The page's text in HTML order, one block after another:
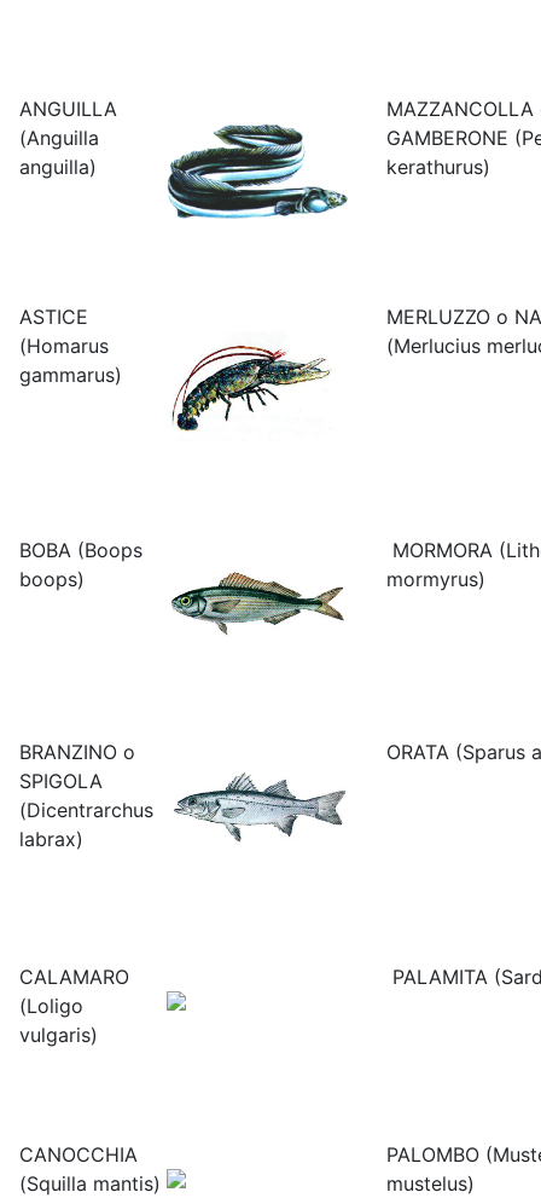
ANGUILLA
(Anguilla
anguilla)
MAZZANCOLLA
GAMBERONE
kerathurus)
ASTICE
(Homarus
gammarus)
MERLUZZO o
(Merlucius
BOBA (Boops
boops)
MORMORA
mormyrus)
BRANZINO o
SPIGOLA
(Dicentrarchus
labrax)
ORATA (Sparus
CALAMARO
(Loligo
vulgaris)
PALAMITA
CANOCCHIA
(Squilla mantis)
PALOMBO
mustelus)